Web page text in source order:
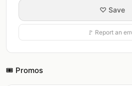
♡ Save
🚩 Report an
🎟️ Promos